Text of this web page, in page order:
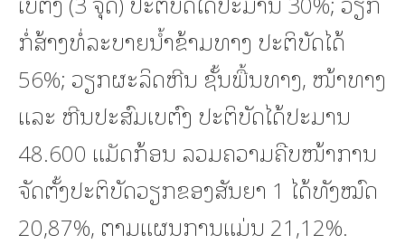
ກໍ່ສ້າງທໍ່ລະບາຍນໍ້າຂ້າມທາງ ປະຕິບັດໄດ້
56%; ວຽກຜະລິດຫີນ ຊັ້ນພື້ນທາງ, ໜ້າທາງ
ແລະ ຫີນປະສົມເບຕົງ ປະຕິບັດໄດ້ປະມານ
48.600 ແມັດກ້ອນ ລວມຄວາມຄືບໜ້າການ
ຈັດຕັ້ງປະຕິບັດວຽກຂອງສັນຍາ 1 ໄດ້ທັງໝົດ
20,87%, ຕາມແຜນການແມ່ນ 21,12%.